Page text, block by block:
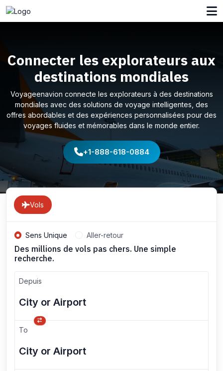
Connecter les explorateurs aux
destinations mondiales
Voyageenavion connecte les explorateurs à des destinations
mondiales avec des solutions de voyage intelligentes, des
offres abordables et des expériences personnalisées pour des
voyages fluides et mémorables dans le monde entier.
+1-888-618-0884
Vols
Sens Unique Aller-retour
Des millions de vols pas chers. Une simple
recherche.
Depuis
To